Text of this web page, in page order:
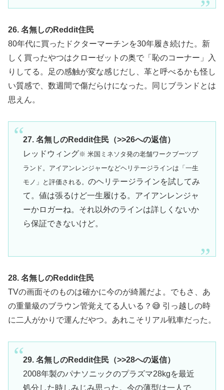
26. 名無しのReddit住民
80年代に買ったドクターマーチンを30年履き続けた。新
しく買ったやつはクローゼットの奥で「恥のコーナー」入
りしてる。足の感触が変な感じだし、革と呼べるかも怪し
い質感で、数週間で傷だらけになった。同じブランドとは
思えん。
27. 名無しのReddit住民（>>26への返信）
レッドウィング※ 米国ミネソタ発の老舗ワークブーツブ
ランド。アイアンレンジャーなどヘリテージラインは「一生
モノ」と評価される。 のヘリテージラインを試してみ
て。値は張るけど一生履ける。アイアンレンジャ
ーかロガーね。それ以外のラインは詳しくないか
ら保証できないけど。
28. 名無しのReddit住民
TVの画面そのものは確かに今のが綺麗だよ。でもさ、あ
の重量級のブラウン管覚えてる人いる？😅 引っ越しの時
に二人がかりで運んだやつ。あれこそリアル戦車だった。
29. 名無しのReddit住民（>>28への返信）
2008年製のパナソニックのプラズマ28kgを最近
処分した時しみじみ思った。今の薄型は一人で